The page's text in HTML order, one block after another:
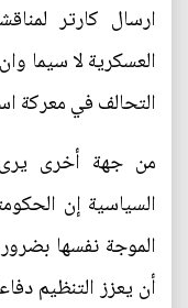
ارسال كارتر
العسكرية لا سيما
التحالف في معركة
من جهة أخرى
السياسية إن
الموجة نفسها
أن يعزز التنظيم